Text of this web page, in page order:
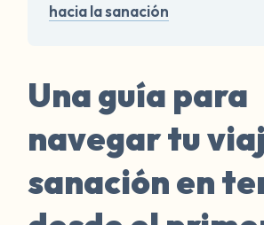
hacia la sanación
Una guía para
navegar tu
sanación en